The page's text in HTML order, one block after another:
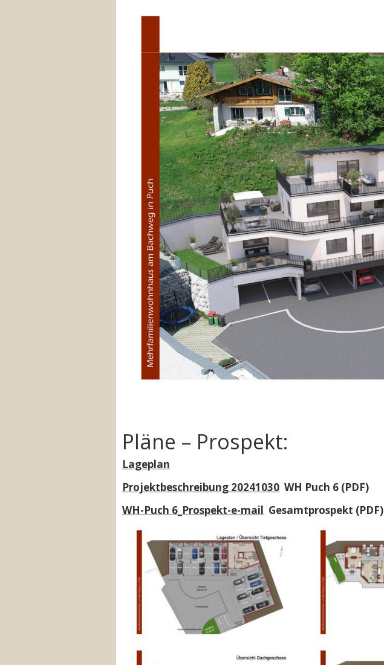
Pläne – Prospekt:
Lageplan
Projektbeschreibung 20241030 WH Puch 6 (PDF)
WH-Puch 6_Prospekt-e-mail Gesamtprospekt (PDF)